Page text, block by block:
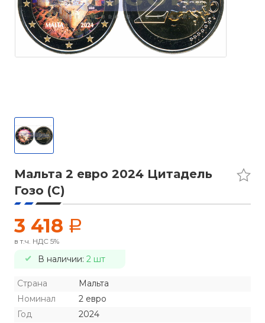
Мальта 2 евро 2024 Цитадель
Гозо (C)
3 418 a
в т.ч. НДС 5%
В наличии: 2 шт
Страна
Мальта
Номинал
2 евро
Год
2024